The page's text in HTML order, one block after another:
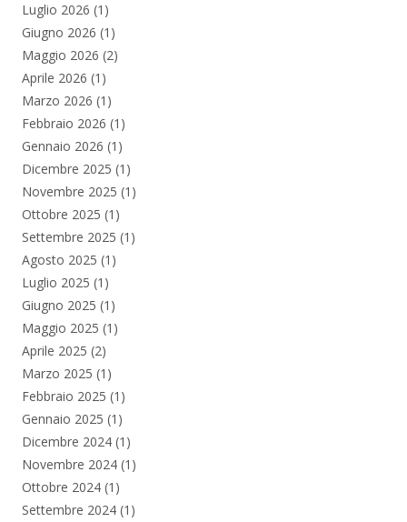
Luglio 2026 (1)
Giugno 2026 (1)
Maggio 2026 (2)
Aprile 2026 (1)
Marzo 2026 (1)
Febbraio 2026 (1)
Gennaio 2026 (1)
Dicembre 2025 (1)
Novembre 2025 (1)
Ottobre 2025 (1)
Settembre 2025 (1)
Agosto 2025 (1)
Luglio 2025 (1)
Giugno 2025 (1)
Maggio 2025 (1)
Aprile 2025 (2)
Marzo 2025 (1)
Febbraio 2025 (1)
Gennaio 2025 (1)
Dicembre 2024 (1)
Novembre 2024 (1)
Ottobre 2024 (1)
Settembre 2024 (1)